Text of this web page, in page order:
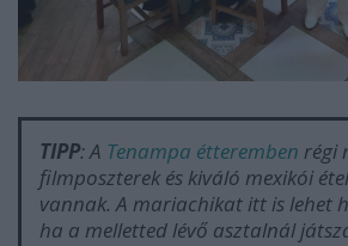
TIPP: A Tenampa étteremben régi
filmposzterek és kiváló mexikói
vannak. A mariachikat itt is lehet
ha a melletted lévő asztalnál